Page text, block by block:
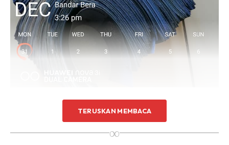
TERUSKAN MEMBACA
∞